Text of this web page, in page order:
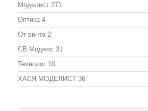
Моделист 271
Оптика 4
От винта 2
СВ Моделс 31
Технолог 10
ХАСЯ МОДЕЛИСТ 36